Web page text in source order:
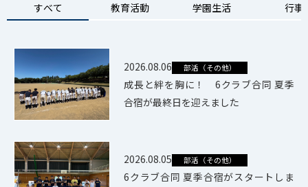
すべて 教育活動 学園生活 行事
2026.08.06 部活（その他）
成長と絆を胸に！ 6クラブ合同 夏季
合宿が最終日を迎えました
2026.08.05 部活（その他）
6クラブ合同 夏季合宿がスタートしま